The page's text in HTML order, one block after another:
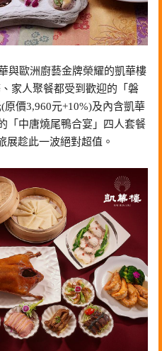
與歐洲廚藝金牌榮耀的凱華樓
家人聚餐都受到歡迎的「磐
價3,960元+10%)及內含凱華
「中唐燒尾鴨合宴」四人套餐
展趁此一波絕對超值。